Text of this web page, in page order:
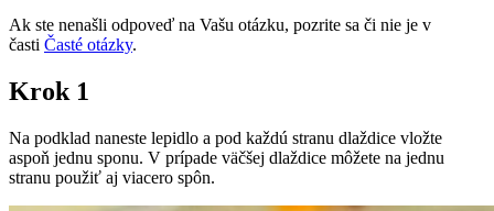
Ak ste nenašli odpoveď na Vašu otázku, pozrite sa či nie je v
časti Časté otázky.
Krok 1
Na podklad naneste lepidlo a pod každú stranu dlaždice vložte
aspoň jednu sponu. V prípade väčšej dlaždice môžete na jednu
stranu použiť aj viacero spôn.